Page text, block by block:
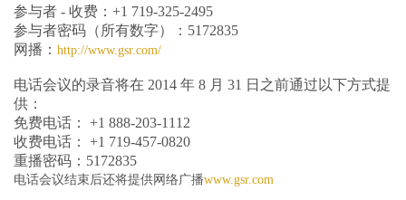
参与者 - 收费：+1 719-325-2495
参与者密码（所有数字）：5172835
网播： http://www.gsr.com/
电话会议的录音将在 2014 年 8 月 31 日之前通过以下方式提
供：
免费电话： +1 888-203-1112
收费电话： +1 719-457-0820
重播密码：5172835
电话会议结束后还将提供网络广播www.gsr.com